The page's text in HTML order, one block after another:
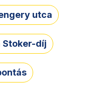
utca
Stoker-díj